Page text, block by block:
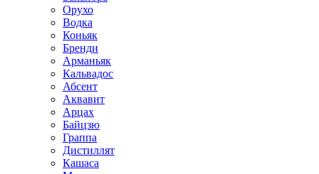
Орухо
Водка
Коньяк
Бренди
Арманьяк
Кальвадос
Абсент
Аквавит
Арцах
Байцзю
Граппа
Дистиллят
Кашаса